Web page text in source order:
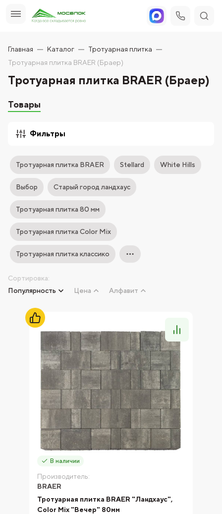
Главная Каталог
Тротуарная плитка
Тротуарная плитка BRAER (Браер)
Тротуарная плитка BRAER (Браер)
Товары
Фильтры
Тротуарная плитка BRAER Stellard White Hills
Выбор Старый город ландхаус
Тротуарная плитка 80 мм
Тротуарная плитка Color Mix
Тротуарная плитка классико
Сортировка:
Популярность
Цена Алфавит
В наличии
Производитель:
BRAER
Тротуарная плитка BRAER "Ландхаус",
Color Mix "Вечер" 80мм